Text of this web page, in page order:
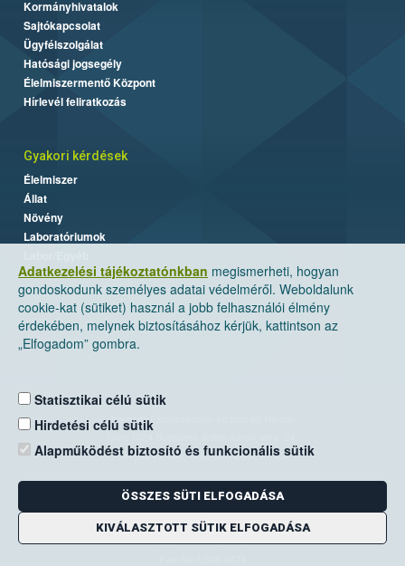
Adatkezelési tájékoztatónkban megismerheti, hogyan
gondoskodunk személyes adatai védelméről. Weboldalunk
cookie-kat (sütiket) használ a jobb felhasználói élmény
érdekében, melynek biztosításához kérjük, kattintson az
„Elfogadom” gombra.
Statisztikai célú sütik
Hirdetési célú sütik
Alapműködést biztosító és funkcionális sütik
ÖSSZES SÜTI ELFOGADÁSA
KIVÁLASZTOTT SÜTIK ELFOGADÁSA
Kormányhivatalok
Sajtókapcsolat
Ügyfélszolgálat
Hatósági jogsegély
Élelmiszermentő Központ
Hírlevél feliratkozás
Gyakori kérdések
Élelmiszer
Állat
Növény
Laboratóriumok
Nemzeti Élelmiszerlánc-biztonsági Hivatal
Levelezési cím: 1525 Budapest. Pf. 30.
E-mail:ugyfelszolgalat@nebih.gov.hu
Zöld szám: 06-80/263-244
Telefon: 06-1/ 336-9000